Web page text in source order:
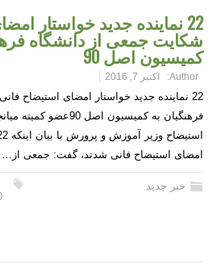
22 نماینده جدید خواستار
شکایت جمعی از دانشگاه
کمیسیون اصل 90
Author: اکتبر 7, 2016
22 نماینده جدید خواستار امضای استیضاح
فرهنگیان به کمیسیون
امضای استیضاح فانی شدند، گفت: جمعی
خبر جدید